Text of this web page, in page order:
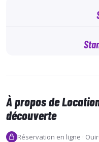
À propos de
découverte
Réservation en ligne ·